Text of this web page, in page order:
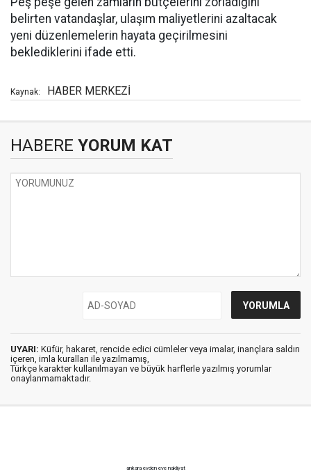
belirten vatandaşlar, ulaşım maliyetlerini azaltacak
yeni düzenlemelerin hayata geçirilmesini
beklediklerini ifade etti.
Kaynak: HABER MERKEZİ
HABERE YORUM KAT
UYARI: Küfür, hakaret, rencide edici cümleler veya imalar, inançlara saldırı
içeren, imla kuralları ile yazılmamış,
Türkçe karakter kullanılmayan ve büyük harflerle yazılmış yorumlar
onaylanmamaktadır.
ankara evden eve nakliyat